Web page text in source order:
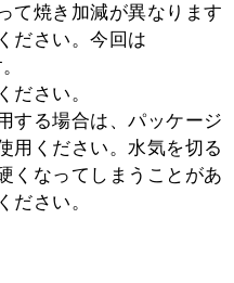
て焼き加減が異なります
ださい。今回は
ださい。
する場合は、パッケージ
用ください。水気を切る
くなってしまうことがあ
ださい。